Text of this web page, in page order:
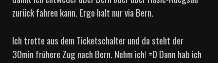
zurück fahren kann. Ergo halt nur via Bern.
Ich trotte aus dem Ticketschalter und da steht der
30min frühere Zug nach Bern. Nehm ich! =D Dann hab ich